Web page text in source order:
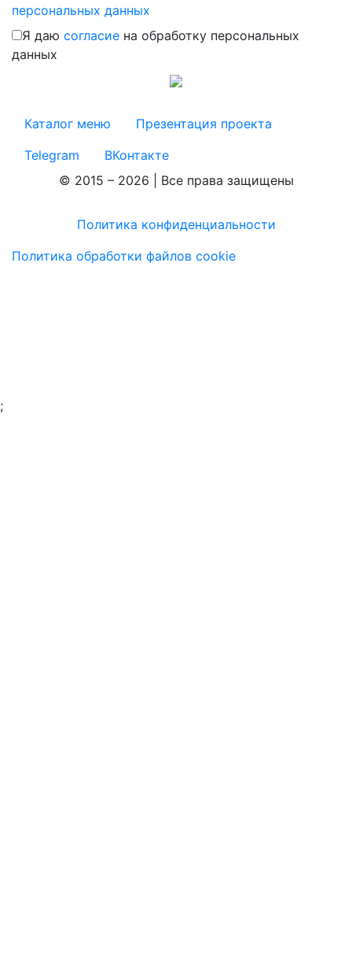
персональных данных
Я даю согласие на обработку персональных
данных
Каталог меню
Презентация проекта
Telegram
ВКонтакте
© 2015 – 2026 | Все права защищены
Политика конфиденциальности
Политика обработки файлов cookie
;